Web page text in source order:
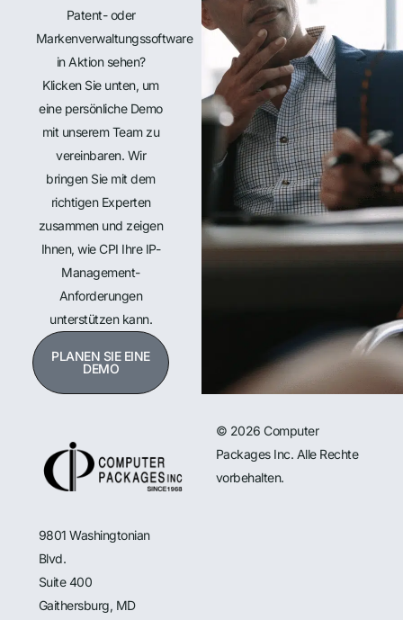
Patent- oder
Markenverwaltungssoftware
in Aktion sehen?
Klicken Sie unten, um
eine persönliche Demo
mit unserem Team zu
vereinbaren. Wir
bringen Sie mit dem
richtigen Experten
zusammen und zeigen
Ihnen, wie CPI Ihre IP-
Management-
Anforderungen
unterstützen kann.
PLANEN SIE EINE
DEMO
9801 Washingtonian
Blvd.
Suite 400
Gaithersburg, MD
© 2026 Computer
Packages Inc. Alle Rechte
vorbehalten.